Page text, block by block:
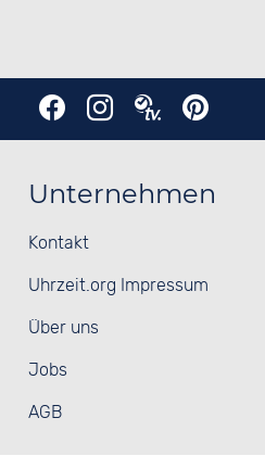
Unternehmen
Kontakt
Uhrzeit.org Impressum
Über uns
Jobs
AGB